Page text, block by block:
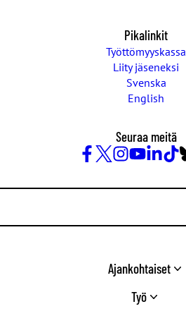
Pikalinkit
Työttömyyskassa
Liity jäseneksi
Svenska
English
Seuraa meitä
/
Ajankohtaiset
Työ